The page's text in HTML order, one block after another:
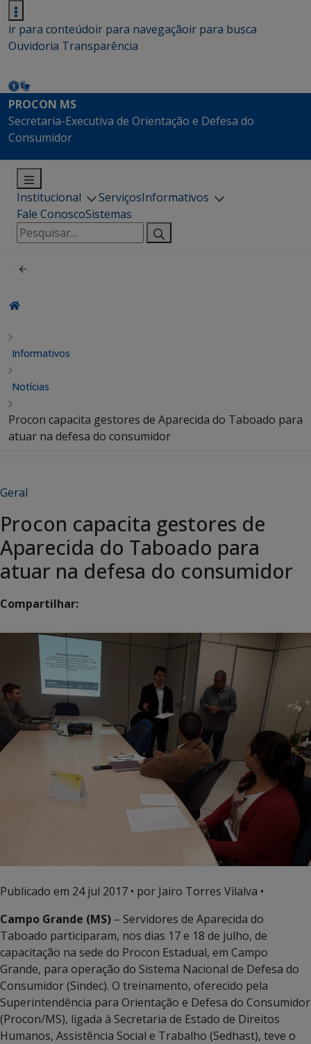
ir para conteúdoir para navegaçãoir para busca
Ouvidoria Transparência
PROCON MS
Secretaria-Executiva de Orientação e Defesa do
Consumidor
Institucional ServiçosInformativos
Fale ConoscoSistemas
Pesquisar
por:
Informativos
Notícias
Procon capacita gestores de Aparecida do Taboado para
atuar na defesa do consumidor
Geral
Procon capacita gestores de
Aparecida do Taboado para
atuar na defesa do consumidor
Compartilhar:
Publicado em 24 jul 2017 • por Jairo Torres Vilalva •
Campo Grande (MS) – Servidores de Aparecida do
Taboado participaram, nos dias 17 e 18 de julho, de
capacitação na sede do Procon Estadual, em Campo
Grande, para operação do Sistema Nacional de Defesa do
Consumidor (Sindec). O treinamento, oferecido pela
Superintendência para Orientação e Defesa do Consumidor
(Procon/MS), ligada à Secretaria de Estado de Direitos
Humanos, Assistência Social e Trabalho (Sedhast), teve o